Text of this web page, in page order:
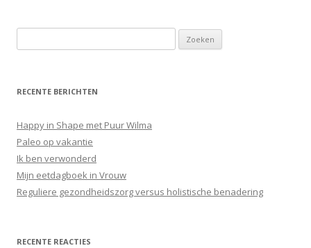
o
k
n
n
a
a
r
RECENTE BERICHTEN
Happy in Shape met Puur Wilma
Paleo op vakantie
Ik ben verwonderd
Mijn eetdagboek in Vrouw
Reguliere gezondheidszorg versus holistische benadering
RECENTE REACTIES